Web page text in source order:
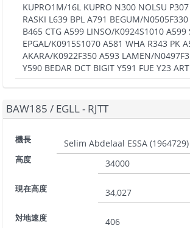
KUPRO1M/16L KUPRO N300 NOLSU
RASKI L639 BPL A791 BEGUM/
B465 CTG A599 LINSO/K0924S1010 A599
EPGAL/K0915S1070 A581 WHA R343 PK
AKARA/K0922F350 A593 LAMEN/
Y590 BEDAR DCT BIGIT Y591 FUE Y23
BAW185 / EGLL - RJTT
機長 Selim Abdelaal ESSA(1964729)
高度 34000
現在高度 34,027
対地速度 406